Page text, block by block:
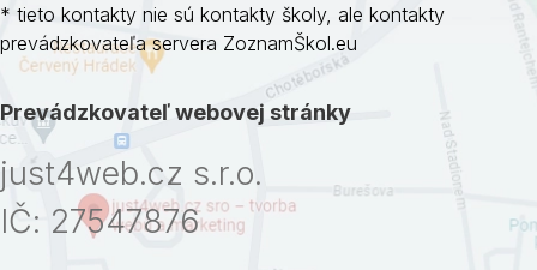
* tieto kontakty nie sú kontakty školy, ale kontakty
prevádzkovateľa servera ZoznamŠkol.eu
Prevádzkovateľ webovej stránky
just4web.cz s.r.o.
IČ: 27547876